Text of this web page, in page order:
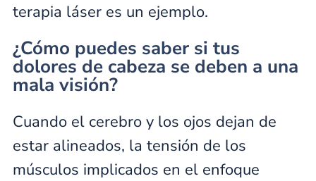
terapia láser es un ejemplo.
¿Cómo puedes saber si tus
dolores de cabeza se deben a una
mala visión?
Cuando el cerebro y los ojos dejan de
estar alineados, la tensión de los
músculos implicados en el enfoque